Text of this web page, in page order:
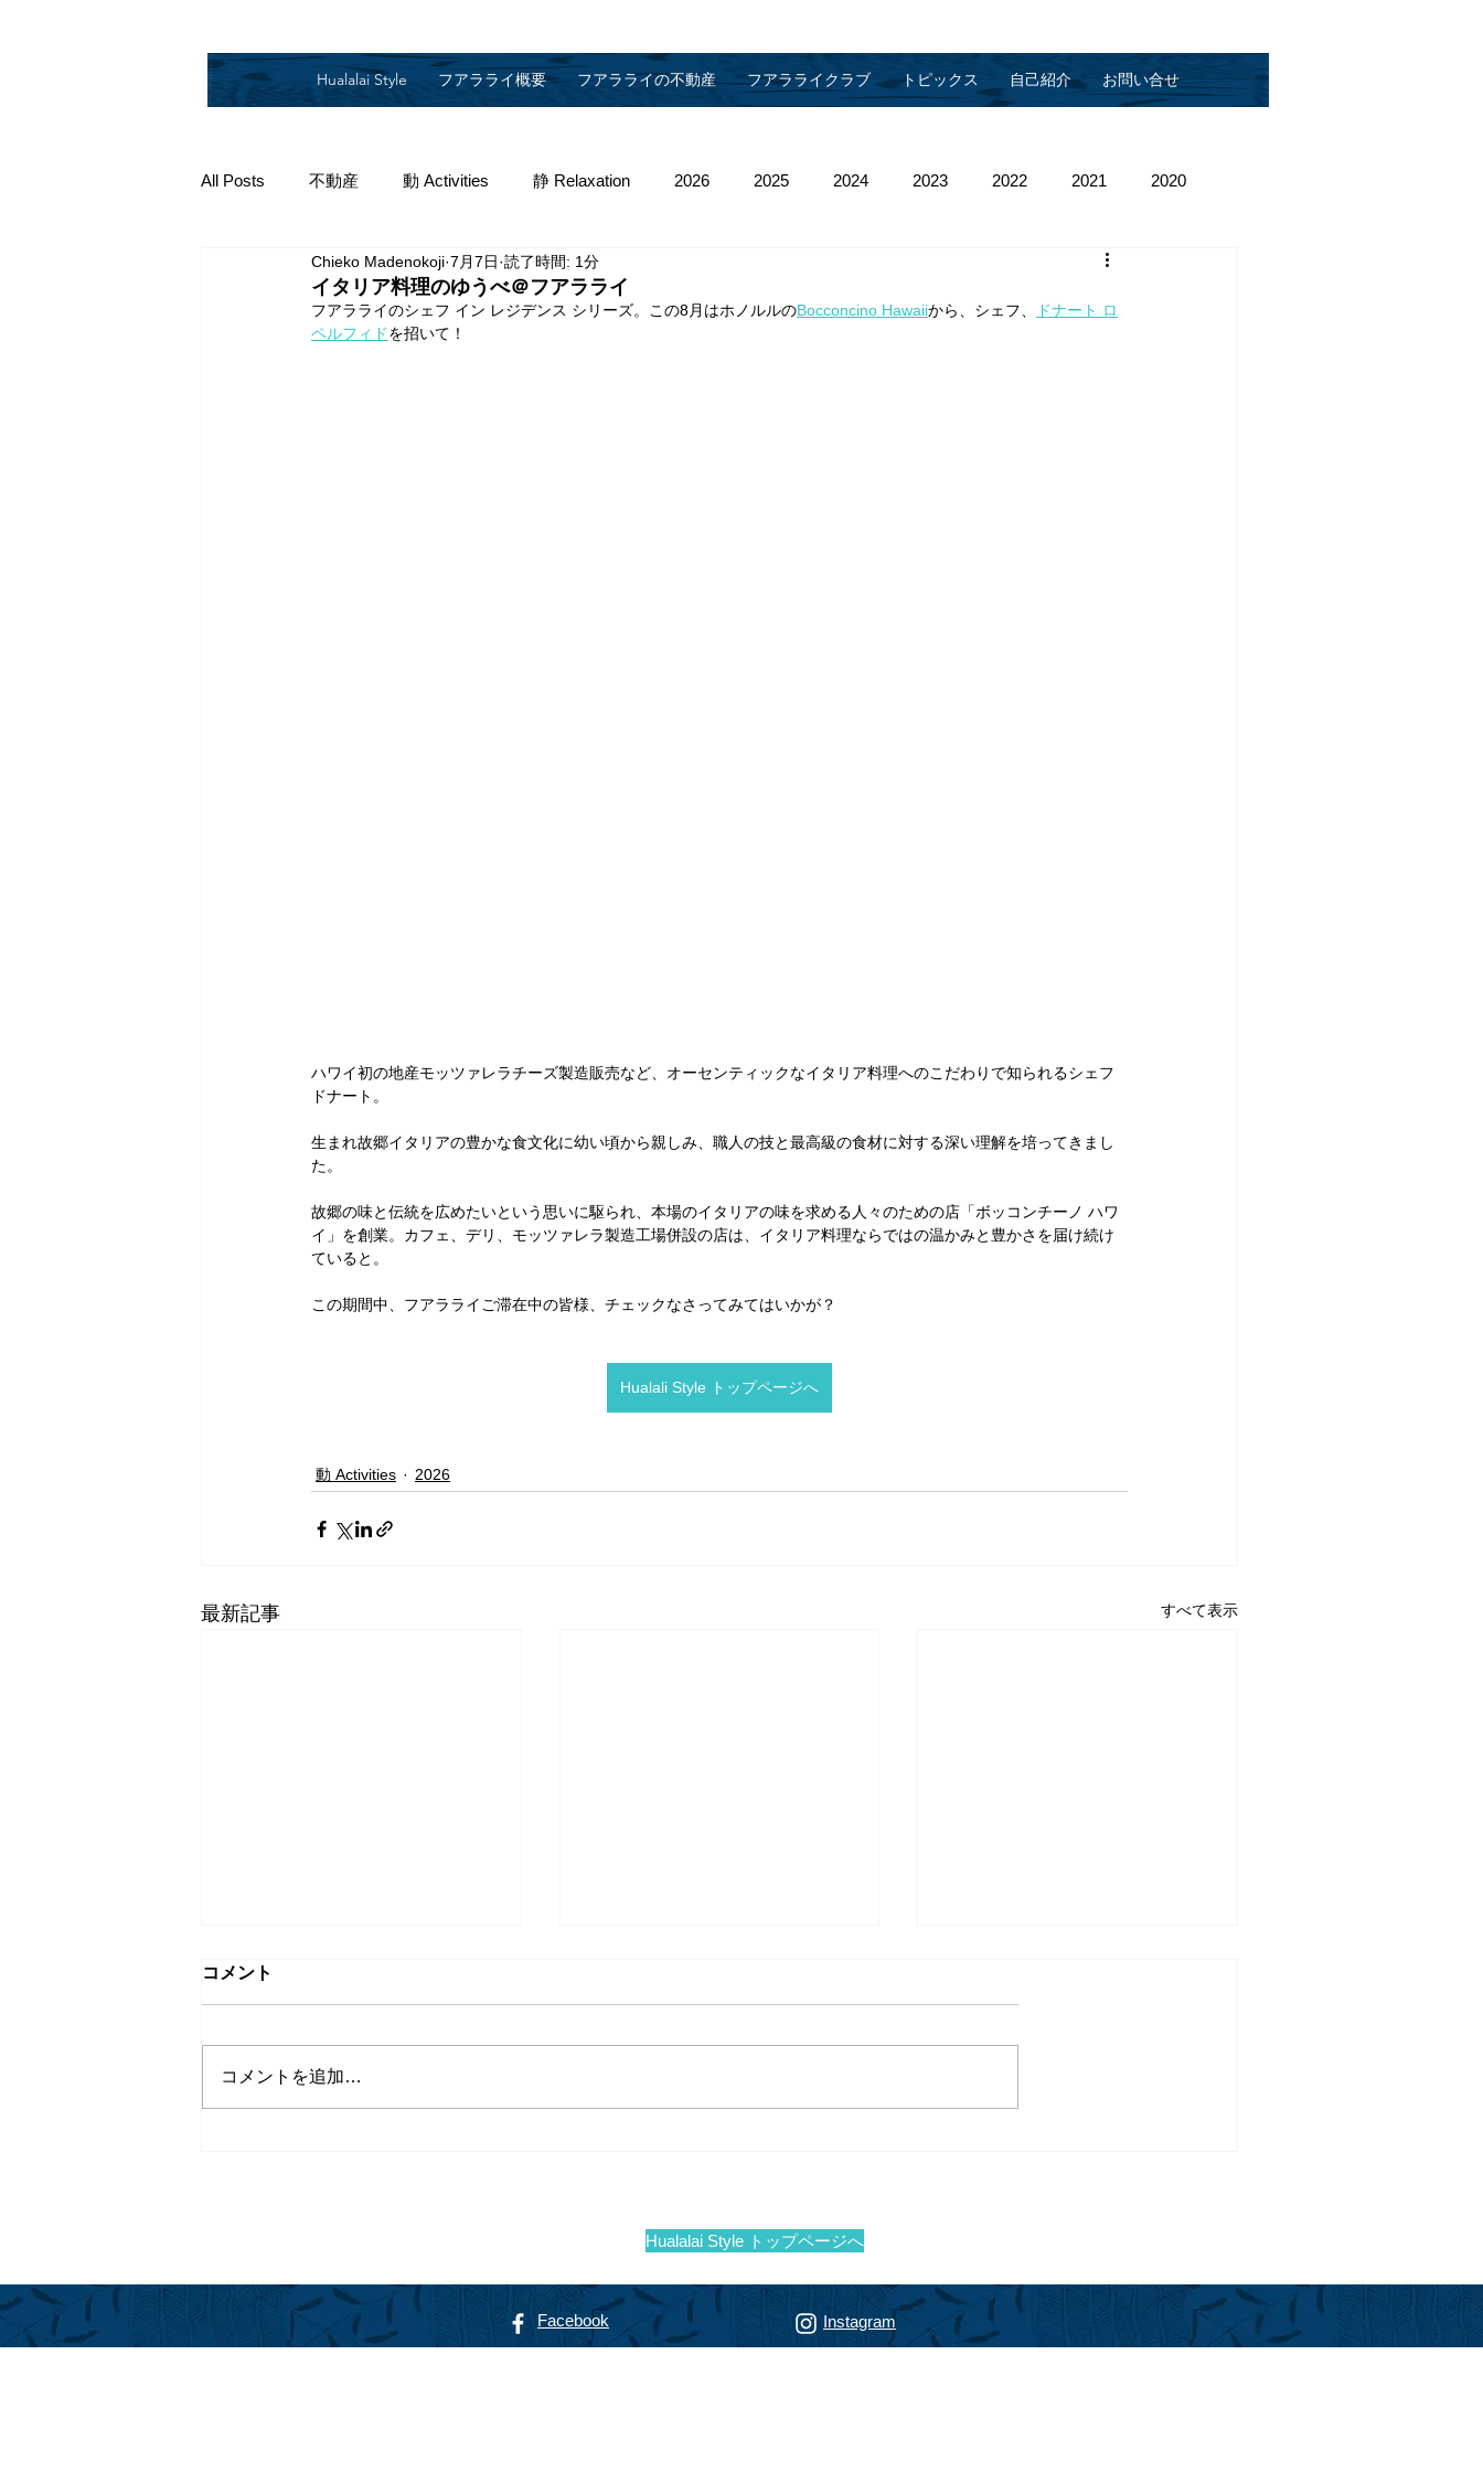
Hualalai Style フアラライ概要 フアラライの不動産 フアラライクラブ トピックス 自己紹介 お問い合せ
All Posts 不動産 動 Activities 静 Relaxation 2026 2025 2024 2023 2022 2021 2020
2018 2014 2013 2012
イタリア料理のゆうべ＠フアラライ
Chieko Madenokoji 7月7日 読了時間: 1分
フアラライのシェフ イン レジデンス シリーズ。この8月はホノルルのBocconcino Hawaiiから、シェフ、
ドナート ロ
ペルフィドを招いて！
ハワイ初の地産モッツァレラチーズ製造販売など、オーセンティックなイタリア料理へのこだわりで知られるシェフ
ドナート。
生まれ故郷イタリアの豊かな食文化に幼い頃から親しみ、職人の技と最高級の食材に対する深い理解を培ってきまし
た。
故郷の味と伝統を広めたいという思いに駆られ、本場のイタリアの味を求める人々のための店「ボッコンチーノ ハワ
イ」を創業。カフェ、デリ、モッツァレラ製造工場併設の店は、イタリア料理ならではの温かみと豊かさを届け続け
ていると。
この期間中、フアラライご滞在中の皆様、チェックなさってみてはいかが？
Hualali Style トップページへ
動 Activities 2026
最新記事 すべて表示
コメント
コメントを追加…
Hualalai Style トップページへ
Facebook Instagram